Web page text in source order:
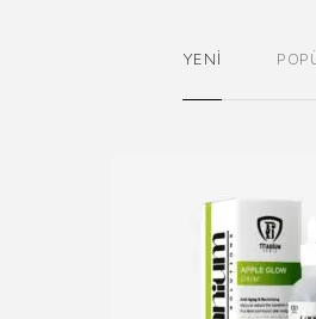
YENI